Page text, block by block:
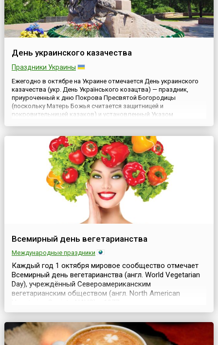
День украинского казачества
Праздники Украины
Ежегодно в октябре на Украине отмечается День украинского
казачества (укр. День Українського козацтва) — праздник,
приуроченный к дню Покрова Пресвятой Богородицы
(поскольку Матерь Божья считается защитницей и
покровительницей казаков) и установленный Указом
в утверждении украинс...
Всемирный день вегетарианства
Международные праздники
Каждый год 1 октября мировое сообщество отмечает
Всемирный день вегетарианства (англ. World Vegetarian
Day), учреждённый Североамериканским
вегетарианским обществом (англ. North American
поддержанный Международным вегетарианским
союзом (англ. International Vegetarian Union, IVU). Этот
ежегодный праздник призван повысить
информированность широко...